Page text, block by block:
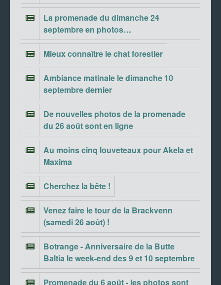
La promenade du dimanche 24
septembre en photos…
Mieux connaître le chat forestier
Ambiance matinale le dimanche 10
septembre dernier
De nouvelles photos de la promenade
du 26 août sont en ligne
Au moins cinq louveteaux pour Akela et
Maxima
Cherchez la bête !
Venez faire le tour de la Brackvenn
(samedi 26 août) !
Botrange - Anniversaire de la Butte
Baltia le week-end des 9 et 10 septembre
Promenade du 6 août - les photos sont